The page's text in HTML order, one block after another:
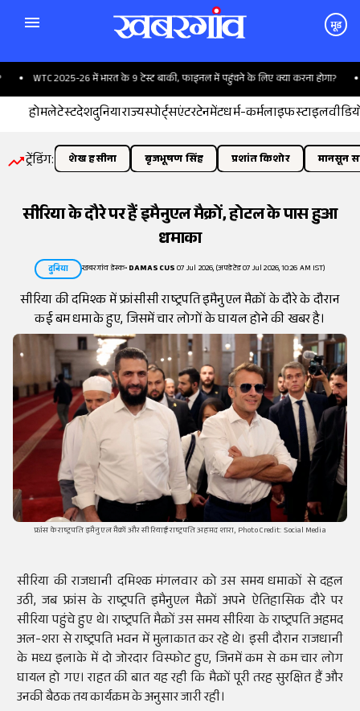
मूड
WTC 2025-26 में भारत के 9 टेस्ट बाकी, फाइनल में पहुंचने के लिए क्या करना होगा?
होमलेटेस्टदेशदुनियाराज्यस्पोर्ट्सएंटरटेनमेंटधर्म-कर्मलाइफस्टाइल
ट्रेंडिंग: शेख हसीना बृजभूषण सिंह प्रशांत किशोर मानसून
सीरिया के दौरे पर हैं इमैनुएल मैक्रों, होटल के पास हुआ
धमाका
दुनिया खबरगांव डेस्क•DAMASCUS07 Jul 2026, (अपडेटेड 07 Jul 2026, 10:26 AM IST)
सीरिया की दमिश्क में फ्रांसीसी राष्ट्रपति इमैनुएल मैक्रों के दौरे के दौरान
कई बम धमाके हुए, जिसमें चार लोगों के घायल होने की खबर है।
फ्रांस के राष्ट्रपति इमैनुएल मैक्रों और सीरियाई राष्ट्रपति अहमद शारा, Photo Credit: Social Media
सीरिया की राजधानी दमिश्क मंगलवार को उस समय धमाकों से दहल
उठी, जब फ्रांस के राष्ट्रपति इमैनुएल मैक्रों अपने ऐतिहासिक दौरे पर
सीरिया पहुंचे हुए थे। राष्ट्रपति मैक्रों उस समय सीरिया के राष्ट्रपति अहमद
अल-शरा से राष्ट्रपति भवन में मुलाकात कर रहे थे। इसी दौरान राजधानी
के मध्य इलाके में दो जोरदार विस्फोट हुए, जिनमें कम से कम चार लोग
घायल हो गए। राहत की बात यह रही कि मैक्रों पूरी तरह सुरक्षित हैं और
उनकी बैठक तय कार्यक्रम के अनुसार जारी रही।